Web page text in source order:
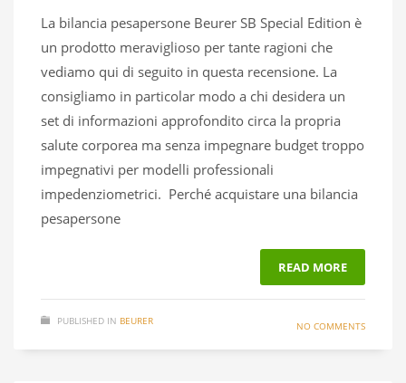
La bilancia pesapersone Beurer SB Special Edition è
un prodotto meraviglioso per tante ragioni che
vediamo qui di seguito in questa recensione. La
consigliamo in particolar modo a chi desidera un
set di informazioni approfondito circa la propria
salute corporea ma senza impegnare budget troppo
impegnativi per modelli professionali
impedenziometrici. Perché acquistare una bilancia
pesapersone
READ MORE
PUBLISHED IN BEURER NO COMMENTS